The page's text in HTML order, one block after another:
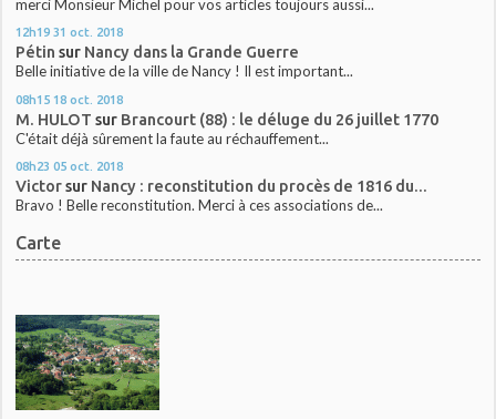
merci Monsieur Michel pour vos articles toujours aussi...
12h19 31 oct. 2018
Pétin sur Nancy dans la Grande Guerre
Belle initiative de la ville de Nancy ! Il est important...
08h15 18 oct. 2018
M. HULOT sur Brancourt (88) : le déluge du 26 juillet 1770
C'était déjà sûrement la faute au réchauffement...
08h23 05 oct. 2018
Victorsur Nancy : reconstitution du procès de 1816 du...
Bravo ! Belle reconstitution. Merci à ces associations de...
Carte